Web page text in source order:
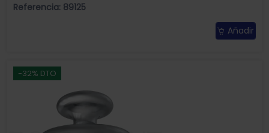
Referencia: 89125
Añadir
-32% DTO